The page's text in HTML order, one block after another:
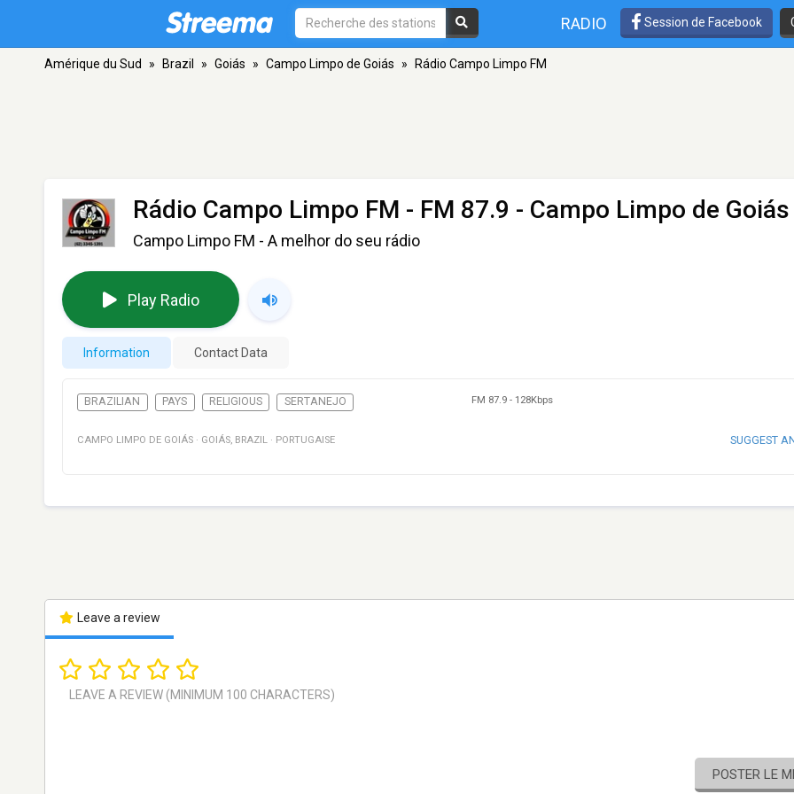
RADIO Session de Facebook
Amérique du Sud » Brazil » Goiás » Campo Limpo de Goiás » Rádio Campo Limpo FM
Rádio Campo Limpo FM - FM 87.9 - Campo Limpo de Goiás
Campo Limpo FM - A melhor do seu rádio
Play Radio
Information Contact Data
BRAZILIAN PAYS RELIGIOUS SERTANEJO FM 87.9 - 128Kbps
CAMPO LIMPO DE GOIÁS · GOIÁS, BRAZIL · PORTUGAISE SUGGEST
Leave a review
POSTER LE